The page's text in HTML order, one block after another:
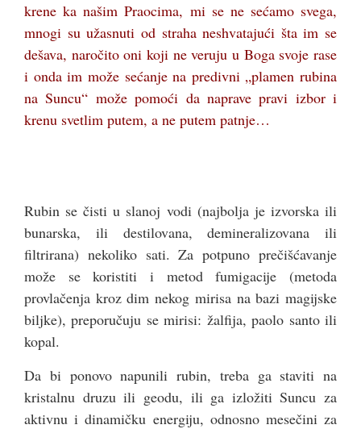
krene ka našim Praocima, mi se ne sećamo svega,
mnogi su užasnuti od straha neshvatajući šta im se
dešava, naročito oni koji ne veruju u Boga svoje rase
i onda im može sećanje na predivni „plamen rubina
na Suncu“ može pomoći da naprave pravi izbor i
krenu svetlim putem, a ne putem patnje…
Rubin se čisti u slanoj vodi (najbolja je izvorska ili
bunarska, ili destilovana, demineralizovana ili
filtrirana) nekoliko sati. Za potpuno prečišćavanje
može se koristiti i metod fumigacije (metoda
provlačenja kroz dim nekog mirisa na bazi magijske
biljke), preporučuju se mirisi: žalfija, paolo santo ili
kopal.
Da bi ponovo napunili rubin, treba ga staviti na
kristalnu druzu ili geodu, ili ga izložiti Suncu za
aktivnu i dinamičku energiju, odnosno mesečini za